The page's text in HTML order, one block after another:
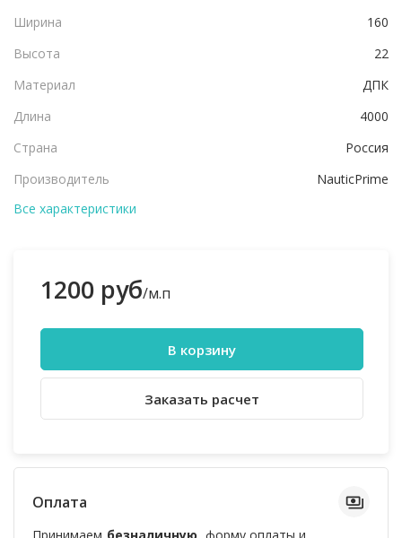
Ширина
160
Высота
22
Материал
ДПК
Длина
4000
Страна
Россия
Производитель
NauticPrime
Все характеристики
1200 руб/м.п
В корзину
Заказать расчет
Оплата